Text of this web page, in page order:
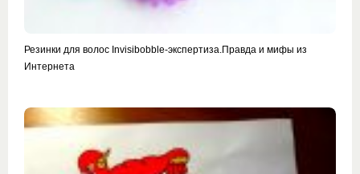
Резинки для волос Invisibobble-экспертиза.Правда и мифы из
Интернета